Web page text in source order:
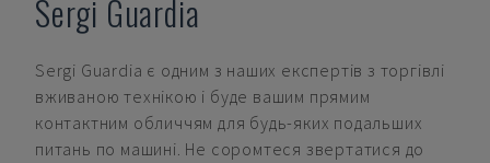
Sergi Guardia
Sergi Guardia є одним з наших експертів з торгівлі
вживаною технікою і буде вашим прямим
контактним обличчям для будь-яких подальших
питань по машині. Не соромтеся звертатися до